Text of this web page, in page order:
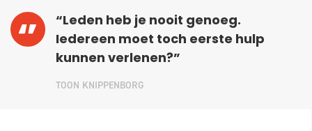
“Leden heb je nooit genoeg.
Iedereen moet toch eerste hulp
kunnen verlenen?”
TOON KNIPPENBORG